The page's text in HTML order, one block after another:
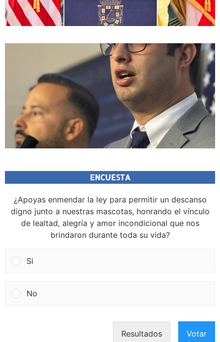
ENCUESTA
¿Apoyas enmendar la ley para permitir un descanso
digno junto a nuestras mascotas, honrando el vínculo
de lealtad, alegría y amor incondicional que nos
brindaron durante toda su vida?
Si
No
Resultados Votar